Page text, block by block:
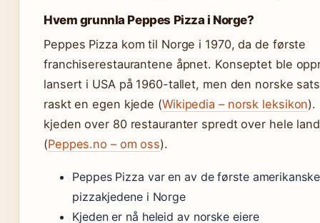
Hvem grunnla Peppes Pizza i Norge?
Peppes Pizza kom til Norge i 1970, da de første
franchiserestaurantene åpnet. Konseptet ble
lansert i USA på 1960-tallet, men den norske
raskt en egen kjede (Wikipedia – norsk leksikon).
kjeden over 80 restauranter spredt over hele
(Peppes.no – om oss).
Peppes Pizza var en av de første amerikanske
pizzakjedene i Norge
Kjeden er nå heleid av norske eiere